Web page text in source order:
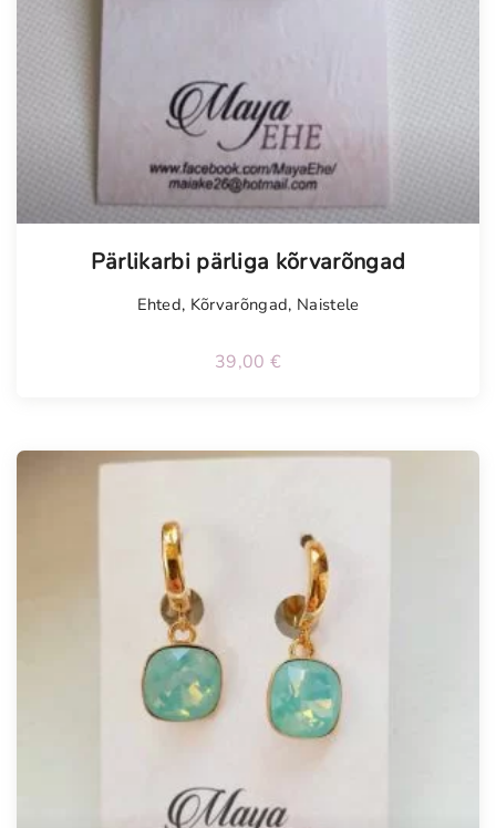
Pärlikarbi pärliga kõrvarõngad
Ehted, Kõrvarõngad, Naistele
39,00 €